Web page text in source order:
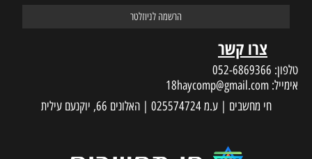
צרו קשר
טלפון: 052-6869366
אימייל: 18haycomp@gmail.com
חי מחשבים | ע.מ 025574724 | האלונים 66, יוקנעם עילית